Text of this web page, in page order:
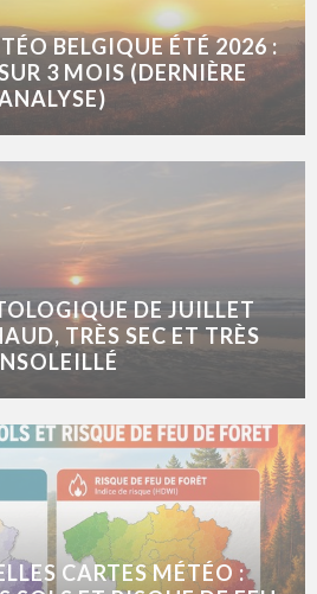
BELGIQUE ÉTÉ 2026 :
3 MOIS (DERNIÈRE
DE JUILLET
TRÈS SEC ET TRÈS
CARTES MÉTÉO :